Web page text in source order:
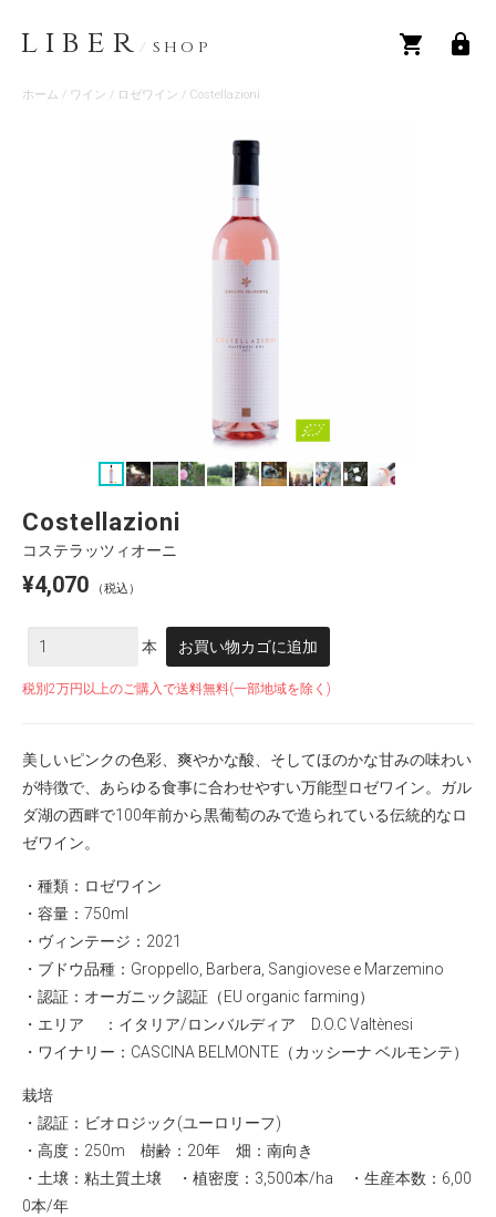
LIBER / SHOP
ホーム / ワイン / ロゼワイン / Costellazioni
Costellazioni
コステラッツィオーニ
¥4,070 （税込）
本 お買い物カゴに追加
税別2万円以上のご購入で送料無料(一部地域を除く)
美しいピンクの色彩、爽やかな酸、そしてほのかな甘みの味わい
が特徴で、あらゆる食事に合わせやすい万能型ロゼワイン。ガル
ダ湖の西畔で100年前から黒葡萄のみで造られている伝統的なロ
ゼワイン。
・種類：ロゼワイン
・容量：750ml
・ヴィンテージ：2021
・ブドウ品種：Groppello, Barbera, Sangiovese e Marzemino
・認証：オーガニック認証（EU organic farming）
・エリア ：イタリア/ロンバルディア D.O.C Valtènesi
・ワイナリー： CASCINA BELMONTE（カッシーナ ベルモンテ）
栽培
・認証：ビオロジック(ユーロリーフ)
・高度：250m 樹齢：20年 畑：南向き
・土壌：粘土質土壌 ・植密度：3,500本/ha ・生産本数：6,00
0本/年